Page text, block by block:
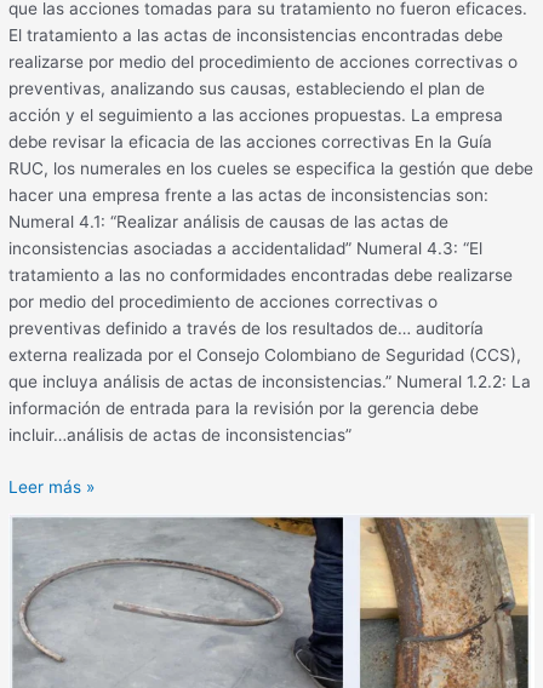
que las acciones tomadas para su tratamiento no fueron eficaces.
El tratamiento a las actas de inconsistencias encontradas debe
realizarse por medio del procedimiento de acciones correctivas o
preventivas, analizando sus causas, estableciendo el plan de
acción y el seguimiento a las acciones propuestas. La empresa
debe revisar la eficacia de las acciones correctivas En la Guía
RUC, los numerales en los cueles se especifica la gestión que debe
hacer una empresa frente a las actas de inconsistencias son:
Numeral 4.1: “Realizar análisis de causas de las actas de
inconsistencias asociadas a accidentalidad” Numeral 4.3: “El
tratamiento a las no conformidades encontradas debe realizarse
por medio del procedimiento de acciones correctivas o
preventivas definido a través de los resultados de… auditoría
externa realizada por el Consejo Colombiano de Seguridad (CCS),
que incluya análisis de actas de inconsistencias.” Numeral 1.2.2: La
información de entrada para la revisión por la gerencia debe
incluir…análisis de actas de inconsistencias”
Leer más »
por
proyección
de
los
aros